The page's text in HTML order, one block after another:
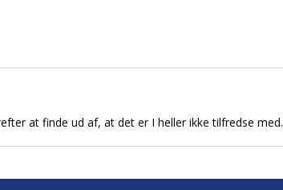
at finde ud af, at det er I heller ikke tilfredse med.